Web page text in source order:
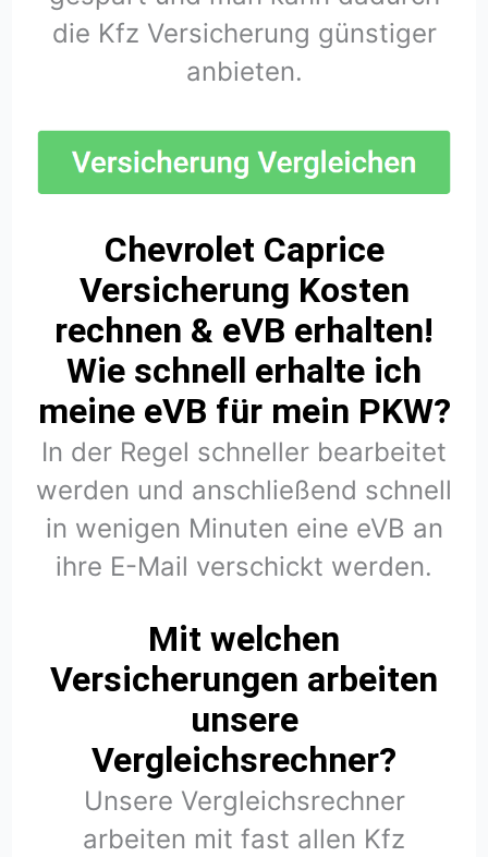
die Kfz Versicherung günstiger
anbieten.
Chevrolet Caprice
Versicherung Kosten
rechnen & eVB erhalten!
Wie schnell erhalte ich
meine eVB für mein PKW?
In der Regel schneller bearbeitet
werden und anschließend schnell
in wenigen Minuten eine eVB an
ihre E-Mail verschickt werden.
Mit welchen
Versicherungen arbeiten
unsere
Vergleichsrechner?
Unsere Vergleichsrechner
arbeiten mit fast allen Kfz